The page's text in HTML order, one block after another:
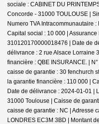
sociale : CABINET DU
Concorde - 31000 TOULOUSE |
Numero TVA Intracommunautaire
Capital social : 10 000 | Assurance
310120170000018476 | Date de
délivrance : 2 rue Alsace Lorraine
financière : QBE INSURANCE. |
caisse de garantie : 30 fenchurch
la garantie financière : 110 000 |
Date de délivrance : 2024-01-01 |
31000 Toulouse | Caisse de
caisse de garantie : NC | Adresse
LONDRES EC3M 3BD | Montant